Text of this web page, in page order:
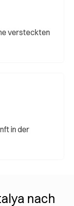
versteckten
in der
nach